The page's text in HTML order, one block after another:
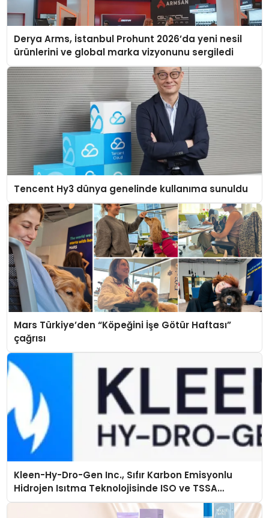
Derya Arms, İstanbul Prohunt 2026’da yeni nesil
ürünlerini ve global marka vizyonunu sergiledi
Tencent Hy3 dünya genelinde kullanıma sunuldu
Mars Türkiye’den “Köpeğini İşe Götür Haftası”
çağrısı
Kleen-Hy-Dro-Gen Inc., Sıfır Karbon Emisyonlu
Hidrojen Isıtma Teknolojisinde ISO ve TSSA
Düzenleyici Onaylarını Aldı